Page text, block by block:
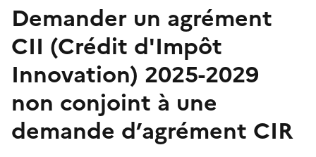
Demander un agrément
CII (Crédit d'Impôt
Innovation) 2025-2029
non conjoint à une
demande d’agrément CIR